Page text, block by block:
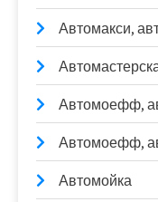
Автомакси,
Автомоефф,
Автомоефф,
Автомойка